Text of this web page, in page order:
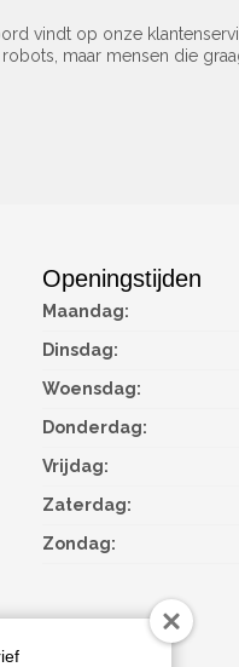
vindt op onze
maar mensen die
Openingstijden
Maandag:
Dinsdag:
Woensdag:
Donderdag:
Vrijdag:
Zaterdag:
Zondag: